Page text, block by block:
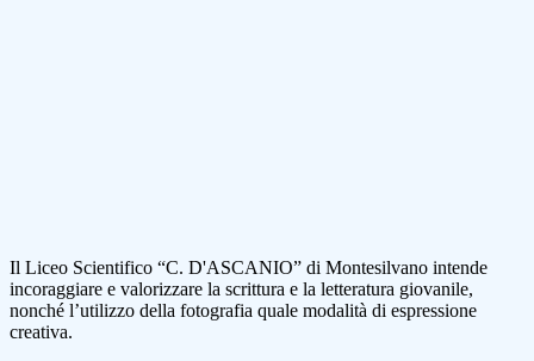
Il Liceo Scientifico “C. D'ASCANIO” di Montesilvano intende
incoraggiare e valorizzare la scrittura e la letteratura giovanile,
nonché l’utilizzo della fotografia quale modalità di espressione
creativa.